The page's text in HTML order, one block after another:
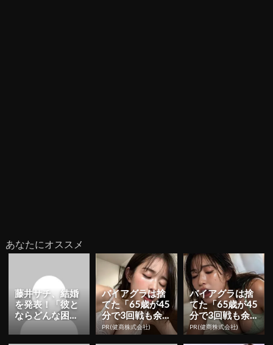
あなたにオススメ
藤井サチ、結婚
を発表！「彼と
ならどんな困難
も乗り越えてい
ける」 | YESNE
バイアグラは捨
てた「65歳が45
分で3回戦も余
裕」980円で朝
まで絶好調！
PR(健商株式会社)
バイアグラは捨
てた「65歳が45
分で3回戦も余
裕」1日31円で
朝まで絶好調！
PR(健商株式会社)